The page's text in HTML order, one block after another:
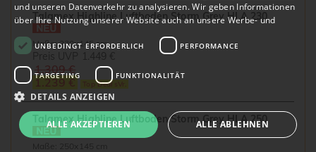
Talamex Highline Luftboden Storm Grey HLA 230
Maße: 230x145 cm
1.309 €
1.239 €
Top Deal sVr.
Talamex Highline Luftboden Storm Grey HLA 250
und unseren Datenverkehr zu analysieren. Wir geben Informationen
über Ihre Nutzung unserer Website auch an unsere Werbe- und
Analysepartner weiter, die diese möglicherweise mit anderen
Informationen kombinieren, die Sie ihnen bereitgestellt haben oder
Datenschutzrichtlinie
UNBEDINGT ERFORDERLICH PERFORMANCE
TARGETING FUNKTIONALITÄT
DETAILS ANZEIGEN
ALLE AKZEPTIEREN ALLE ABLEHNEN